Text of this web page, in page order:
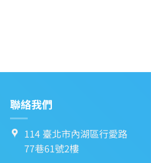
聯絡我們
114 臺北市內湖區行愛路
77巷61號2樓